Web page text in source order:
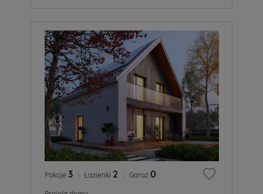
Pokoje 3 Łazienki 2 Garaż 0